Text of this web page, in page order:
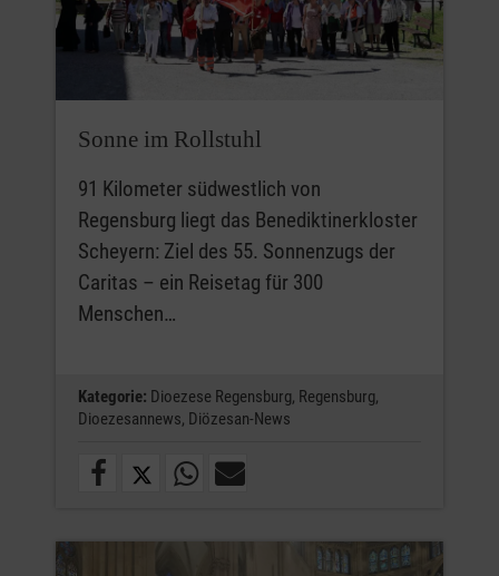
Sonne im Rollstuhl
91 Kilometer südwestlich von
Regensburg liegt das Benediktinerkloster
Scheyern: Ziel des 55. Sonnenzugs der
Caritas – ein Reisetag für 300
Menschen…
Kategorie: Dioezese Regensburg, Regensburg,
Dioezesannews, Diözesan-News